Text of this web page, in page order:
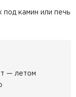
камин или печь
— летом